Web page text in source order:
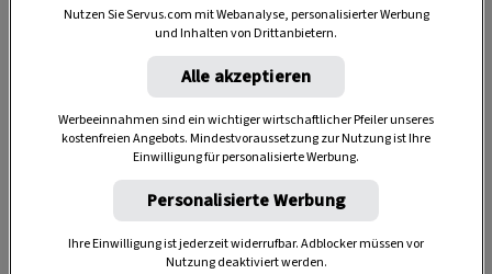
Zutaten:
100 ml Bio-Hanfsamenöl
20 g frische Kräuter wie Petersilie, Vogelmiere
oder Melisse
Nutzen Sie Servus.com mit Webanalyse, personalisierter Werbung
und Inhalten von Drittanbietern.
Alle akzeptieren
Werbeeinnahmen sind ein wichtiger wirtschaftlicher Pfeiler unseres
kostenfreien Angebots. Mindestvoraussetzung zur Nutzung ist Ihre
Einwilligung für personalisierte Werbung.
Personalisierte Werbung
Ihre Einwilligung ist jederzeit widerrufbar. Adblocker müssen vor
Nutzung deaktiviert werden.